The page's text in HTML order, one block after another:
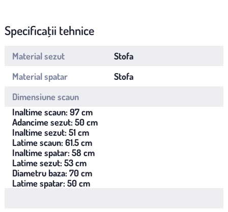
Specificații tehnice
Material sezut
Stofa
Material spatar
Stofa
Dimensiune scaun
Inaltime scaun: 97 cm
Adancime sezut: 50 cm
Inaltime sezut: 51 cm
Latime scaun: 61.5 cm
Inaltime spatar: 58 cm
Latime sezut: 53 cm
Diametru baza: 70 cm
Latime spatar: 50 cm